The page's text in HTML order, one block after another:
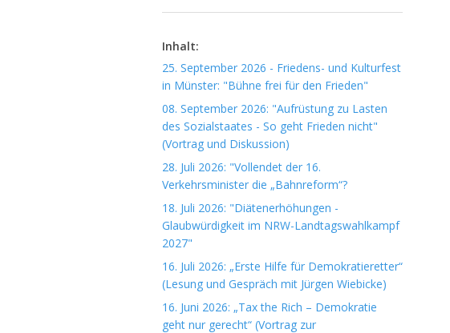
Inhalt:
25. September 2026 - Friedens- und Kulturfest
in Münster: "Bühne frei für den Frieden"
08. September 2026: "Aufrüstung zu Lasten
des Sozialstaates - So geht Frieden nicht"
(Vortrag und Diskussion)
28. Juli 2026: "Vollendet der 16.
Verkehrsminister die „Bahnreform“?
18. Juli 2026: "Diätenerhöhungen -
Glaubwürdigkeit im NRW-Landtagswahlkampf
2027"
16. Juli 2026: „Erste Hilfe für Demokratieretter“
(Lesung und Gespräch mit Jürgen Wiebicke)
16. Juni 2026: „Tax the Rich – Demokratie
geht nur gerecht“ (Vortrag zur